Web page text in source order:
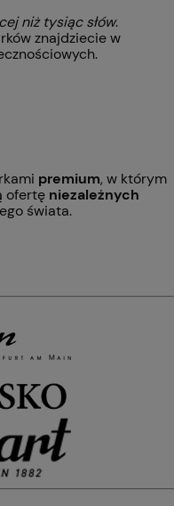
niż tysiąc słów.
znajdziecie w
premium, w którym
ofertę niezależnych
świata.